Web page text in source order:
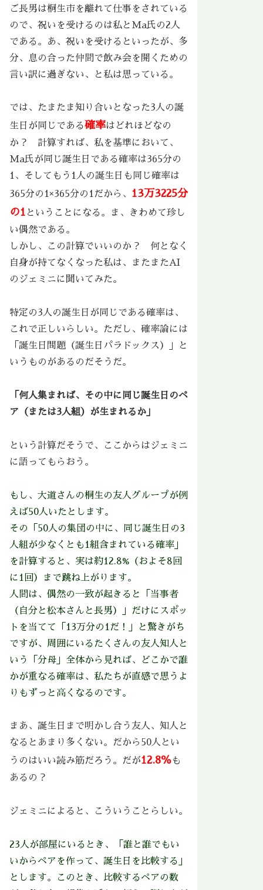
ご長男は桐生市を離れて仕事をされている
ので、祝いを受けるのは私とMa氏の2人
である。あ、祝いを受けるといったが、多
分、息の合った仲間で飲み会を開くための
言い訳に過ぎない、と私は思っている。
では、たまたま知り合いとなった3人の誕
生日が同じである確率はどれほどなの
か？ 計算すれば、私を基準において、
Ma氏が同じ誕生日である確率は365分の
1、そしてもう1人の誕生日も同じ確率は
365分の1×365分の1だから、 13万3225分
の1 ということになる。ま、きわめて珍し
い偶然である。
しかし、この計算でいいのか？ 何となく
自身が持てなくなった私は、またまたAI
のジェミニに聞いてみた。
特定の3人の誕生日が同じである確率は、
これで正しいらしい。ただし、確率論には
「誕生日問題（誕生日パラドックス）」と
いうものがあるのだそうだ。
「何人集まれば、その中に同じ誕生日のペ
ア（または3人組）が生まれるか」
という計算だそうで、ここからはジェミニ
に語ってもらおう。
もし、大道さんの桐生の友人グループが例
えば50人いたとします。
その「50人の集団の中に、同じ誕生日の3
人組が少なくとも1組含まれている確率」
を計算すると、実は約12.8%（およそ8回
に1回）まで跳ね上がります。
人間は、偶然の一致が起きると「当事者
（自分と松本さんと長男）」だけにスポッ
トを当てて「13万分の1だ！」と驚きがち
ですが、周囲にいるたくさんの友人知人と
いう「分母」全体から見れば、どこかで誰
かが重なる確率は、私たちが直感で思うよ
りもずっと高くなるのです。
まあ、誕生日まで明かし合う友人、知人と
なるとあまり多くない。だから50人とい
うのはいい読み筋だろう。だが12.8％も
あるの？
ジェミニによると、こういうことらしい。
23人が部屋にいるとき、「誰と誰でもい
いからペアを作って、誕生日を比較する」
とします。このとき、比較するペアの数